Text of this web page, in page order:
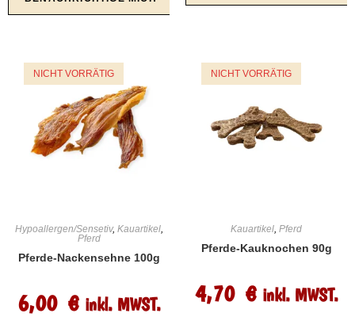
NICHT VORRÄTIG
Hypoallergen/Sensetiv, Kauartikel,
Pferd
Pferde-Nackensehne 100g
6,00 € inkl. MWST.
NICHT VORRÄTIG
Kauartikel Pferd
Pferde-Kauknochen 90g
4,70 € inkl. MWST.